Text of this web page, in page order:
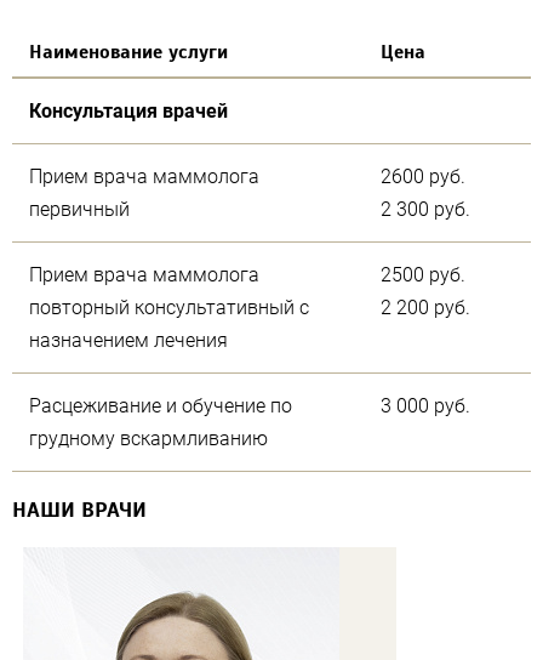
Наименование услуги Цена
Консультация врачей
Прием врача маммолога
первичный
2600 руб.
2 300 руб.
Прием врача маммолога
повторный консультативный с
назначением лечения
2500 руб.
2 200 руб.
Расцеживание и обучение по
грудному вскармливанию
3 000 руб.
НАШИ ВРАЧИ